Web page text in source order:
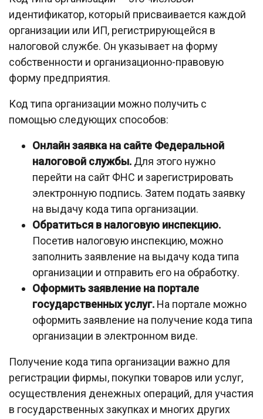
идентификатор, который присваивается каждой
организации или ИП, регистрирующейся в
налоговой службе. Он указывает на форму
собственности и организационно-правовую
форму предприятия.
Код типа организации можно получить с
помощью следующих способов:
Онлайн заявка на сайте Федеральной
налоговой службы. Для этого нужно
перейти на сайт ФНС и зарегистрировать
электронную подпись. Затем подать заявку
на выдачу кода типа организации.
Обратиться в налоговую инспекцию.
Посетив налоговую инспекцию, можно
заполнить заявление на выдачу кода типа
организации и отправить его на обработку.
Оформить заявление на портале
государственных услуг. На портале можно
оформить заявление на получение кода типа
организации в электронном виде.
Получение кода типа организации важно для
регистрации фирмы, покупки товаров или услуг,
осуществления денежных операций, для участия
в государственных закупках и многих других